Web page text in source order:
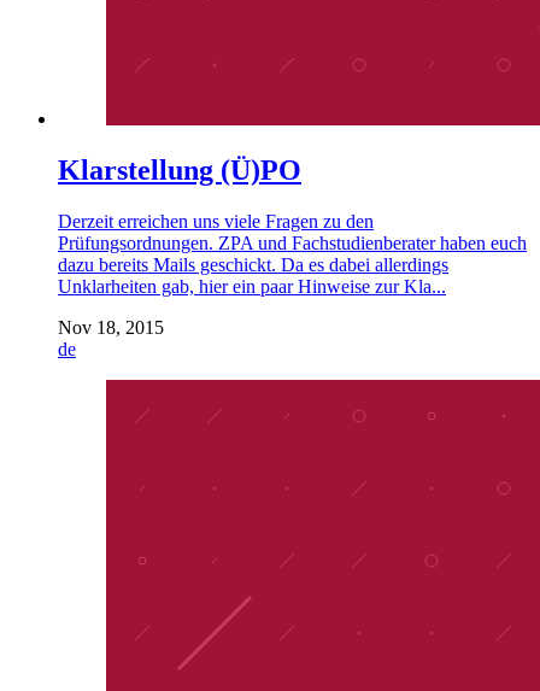
Klarstellung (Ü)PO
Derzeit erreichen uns viele Fragen zu den
Prüfungsordnungen. ZPA und Fachstudienberater haben euch
dazu bereits Mails geschickt. Da es dabei allerdings
Unklarheiten gab, hier ein paar Hinweise zur Kla...
Nov 18, 2015
de